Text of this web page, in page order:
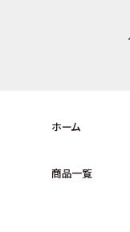
ホーム
商品一覧